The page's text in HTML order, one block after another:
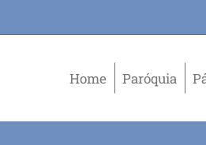
Home Paróquia